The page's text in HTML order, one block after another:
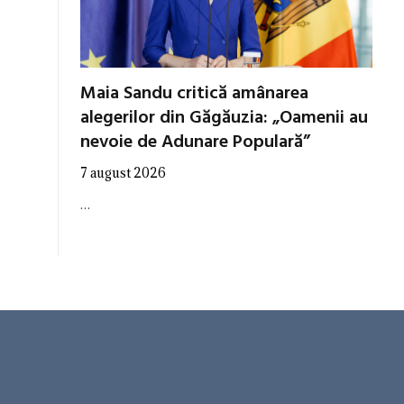
Maia Sandu critică amânarea
alegerilor din Găgăuzia: „Oamenii au
nevoie de Adunare Populară”
7 august 2026
…